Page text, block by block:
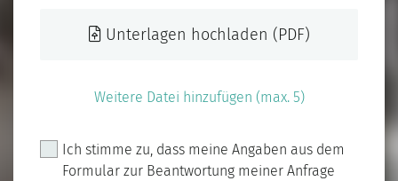
Unterlagen hochladen (PDF)
Weitere Datei hinzufügen (max. 5)
Ich stimme zu, dass meine Angaben aus dem
Formular zur Beantwortung meiner Anfrage